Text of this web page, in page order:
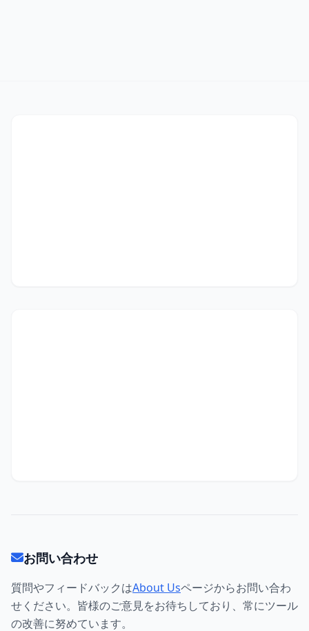
お問い合わせ
質問やフィードバックはAbout Usページからお問い合わ
せください。皆様のご意見をお待ちしており、常にツール
の改善に努めています。